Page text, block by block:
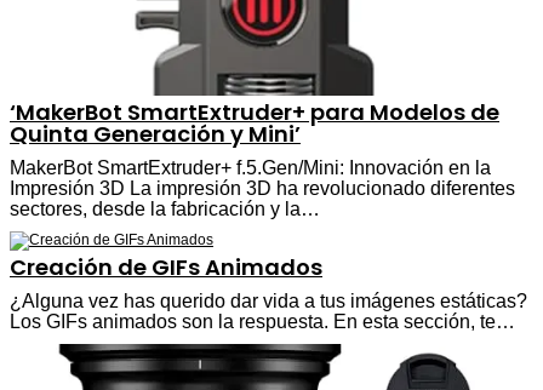
‘MakerBot SmartExtruder+ para Modelos de
Quinta Generación y Mini’
MakerBot SmartExtruder+ f.5.Gen/Mini: Innovación en la
Impresión 3D La impresión 3D ha revolucionado diferentes
sectores, desde la fabricación y la…
Creación de GIFs Animados
¿Alguna vez has querido dar vida a tus imágenes estáticas?
Los GIFs animados son la respuesta. En esta sección, te…